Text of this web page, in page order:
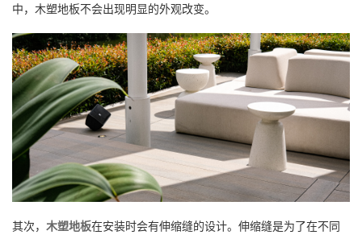
中，木塑地板不会出现明显的外观改变。
其次， 木塑地板在安装时会有伸缩缝的设计。伸缩缝是为了在不同